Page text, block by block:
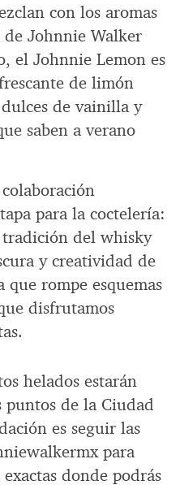
con los aromas
Johnnie Walker
el Johnnie Lemon es
de limón
de vainilla y
saben a verano
para la coctelería:
del whisky
y creatividad de
que rompe esquemas
disfrutamos
helados estarán
de la Ciudad
es seguir las
para
donde podrás